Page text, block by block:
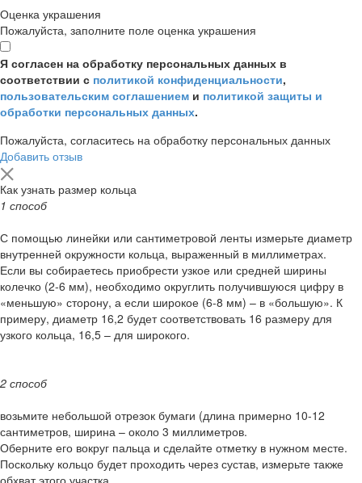
Оценка украшения
Пожалуйста, заполните поле оценка украшения
Я согласен на обработку персональных данных в
соответствии с политикой конфиденциальности,
пользовательским соглашением и политикой защиты и
обработки персональных данных.
Пожалуйста, согласитесь на обработку персональных данных
Добавить отзыв
Как узнать размер кольца
1 способ
С помощью линейки или сантиметровой ленты измерьте диаметр
внутренней окружности кольца, выраженный в миллиметрах.
Если вы собираетесь приобрести узкое или средней ширины
колечко (2-6 мм), необходимо округлить получившуюся цифру в
«меньшую» сторону, а если широкое (6-8 мм) – в «большую». К
примеру, диаметр 16,2 будет соответствовать 16 размеру для
узкого кольца, 16,5 – для широкого.
2 способ
возьмите небольшой отрезок бумаги (длина примерно 10-12
сантиметров, ширина – около 3 миллиметров.
Оберните его вокруг пальца и сделайте отметку в нужном месте.
Поскольку кольцо будет проходить через сустав, измерьте также